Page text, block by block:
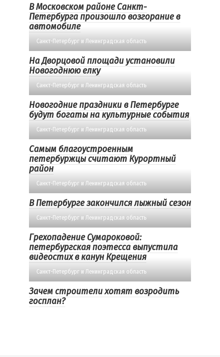
В Московском районе Санкт-
Петербурга произошло возгорание в
автомобиле
Санкт-Петербург и Ленинградская область
На Дворцовой площади установили
Новогоднюю елку
Санкт-Петербург и Ленинградская область
Новогодние праздники в Петербурге
будут богаты на культурные события
Санкт-Петербург и Ленинградская область
Самым благоустроенным
петербуржцы считают Курортный
район
Санкт-Петербург и Ленинградская область
В Петербурге закончился лыжный сезон
Санкт-Петербург и Ленинградская область
Грехопадение Сумароковой:
петербургская поэтесса выпустила
видеостих в канун Крещения
Санкт-Петербург и Ленинградская область
Зачем строители хотят возродить
госплан?